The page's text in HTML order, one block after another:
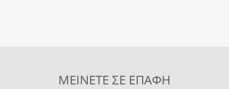
ΜΕΙΝΕΤΕ ΣΕ ΕΠΑΦΗ